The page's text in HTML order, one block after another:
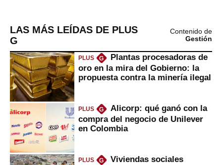
LAS MÁS LEÍDAS DE PLUS
G
Contenido de
Gestión
PLUS G
Plantas procesadoras de
oro en la mira del Gobierno: la
propuesta contra la minería ilegal
PLUS G
Alicorp: qué ganó con la
compra del negocio de Unilever
en Colombia
PLUS G
Viviendas sociales